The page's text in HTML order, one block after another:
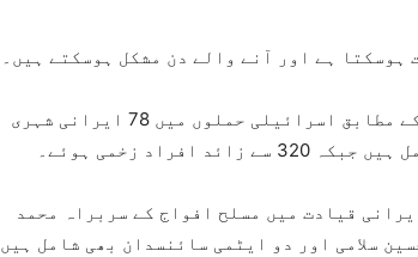
ہے اور آنے والے دن مشکل ہوسکتے ہیں۔
واضح رہے کہ اقوام متحدہ میں ایرانی سفیر کے مطابق اسرائیلی حملوں میں 78 ایرانی شہری
زخمی ہوئے۔
قیادت میں مسلح افواج کے سربراہ محمد
سلامی اور دو ایٹمی سائنسدان بھی شامل ہیں